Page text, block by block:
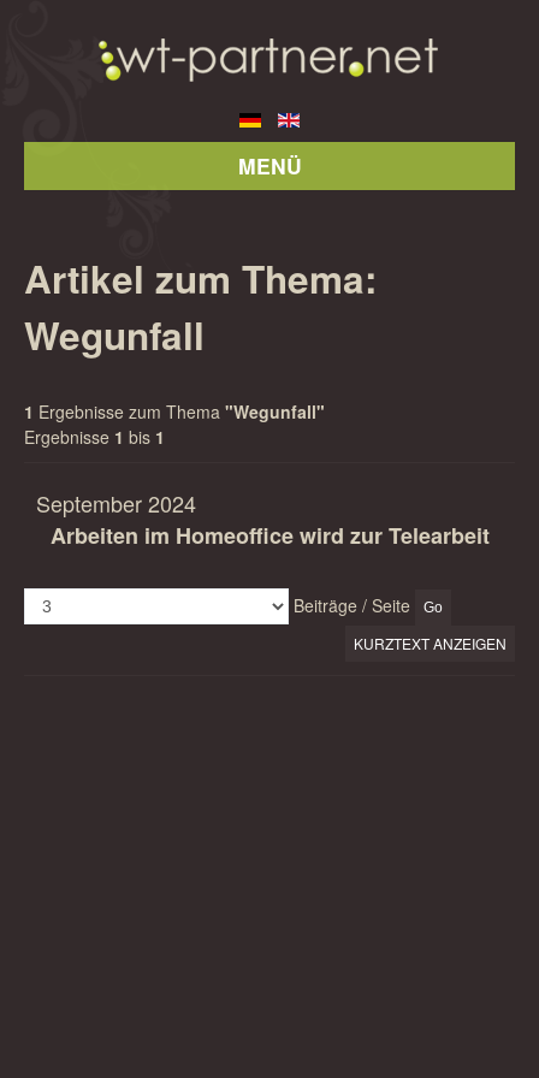
MENÜ
Artikel zum Thema:
Wegunfall
1 Ergebnisse zum Thema "Wegunfall"
Ergebnisse 1 bis 1
September 2024
Arbeiten im Homeoffice wird zur Telearbeit
Beiträge / Seite
KURZTEXT ANZEIGEN